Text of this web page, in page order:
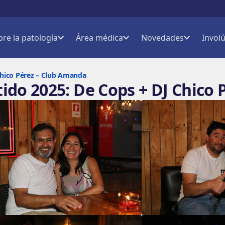
la patología Área médica Novedades
Pérez – Club Amanda
2025: De Cops + DJ Chico